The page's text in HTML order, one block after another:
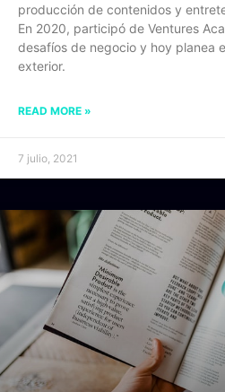
producción de contenidos y
En 2020, participó de Ventures
desafíos de negocio y hoy planea
exterior.
READ MORE »
7 julio, 2021